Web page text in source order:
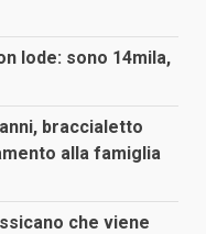
lode: sono 14mila,
braccialetto
alla famiglia
che viene